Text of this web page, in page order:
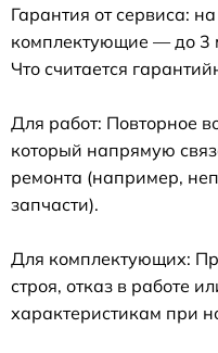
Гарантия от сервиса:
комплектующие — до 3
Что считается
Для работ: Повторное
который напрямую
ремонта (например,
запчасти).
Для комплектующих:
строя, отказ в работе
характеристикам при